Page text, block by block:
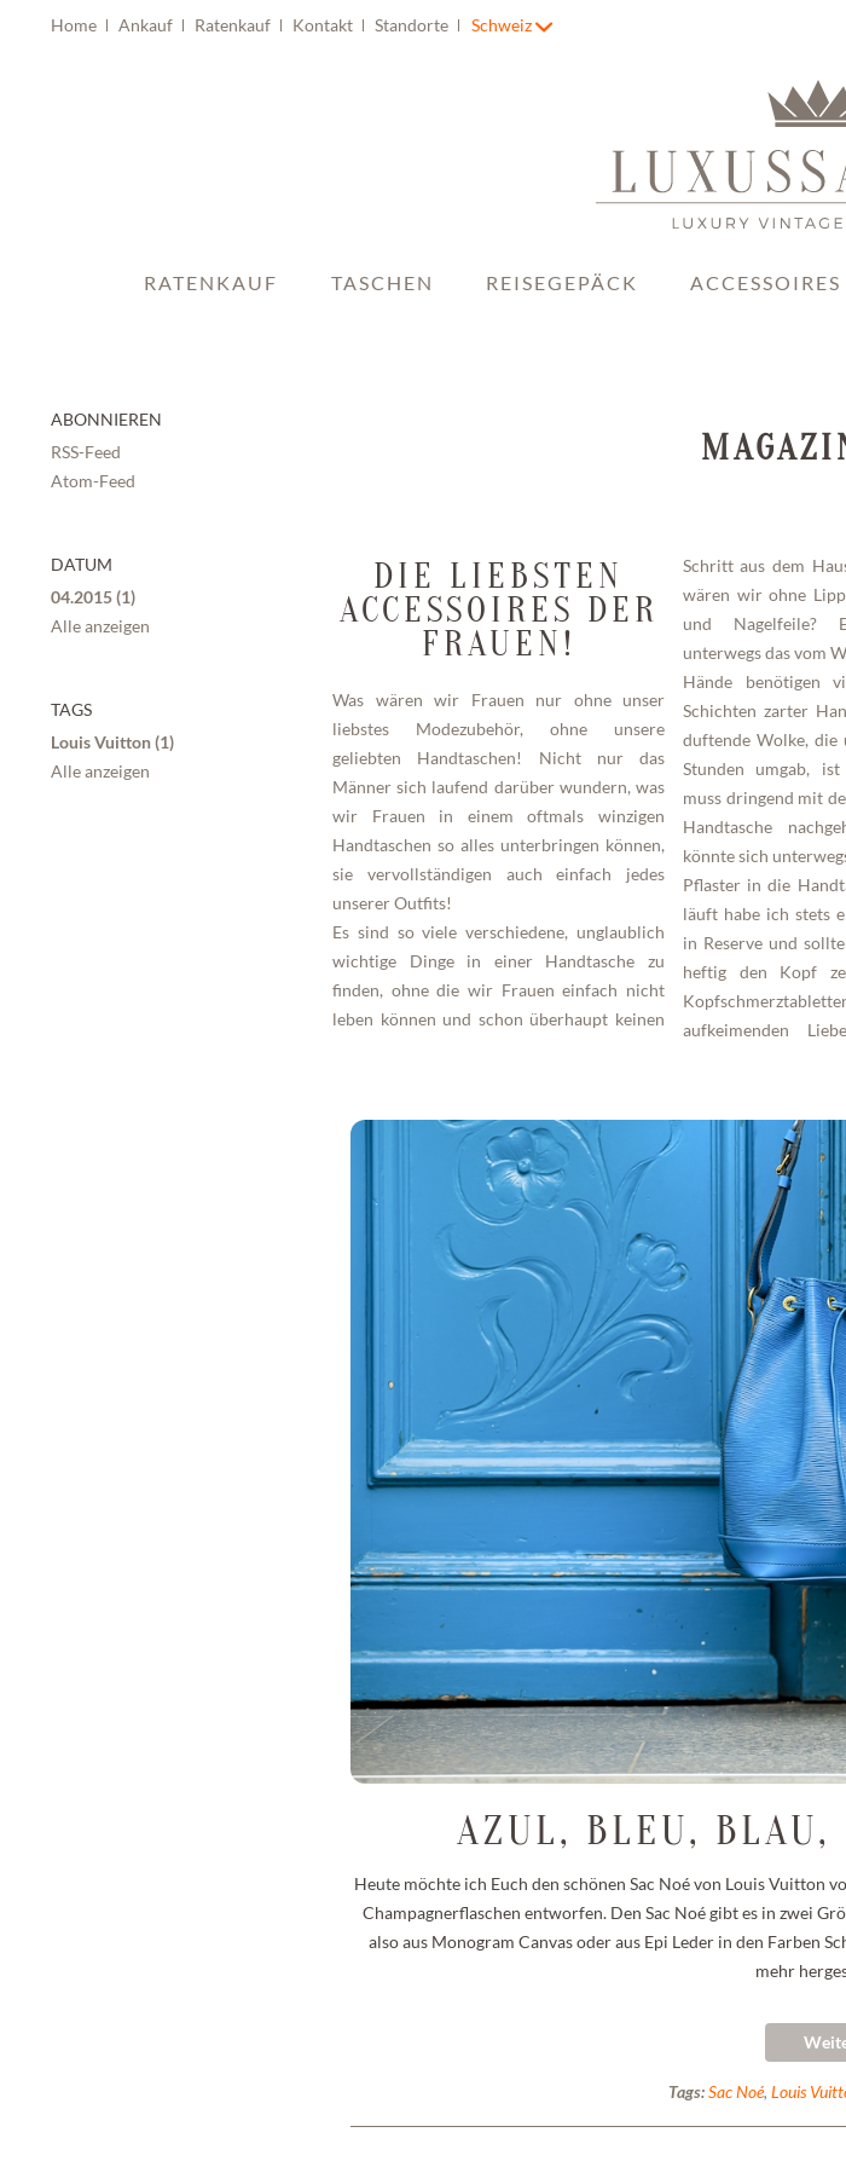
Home Ankauf Ratenkauf Kontakt Standorte Schweiz
RATENKAUF TASCHEN REISEGEPÄCK ACCESSOIRES
ABONNIEREN
RSS-Feed
Atom-Feed
DATUM
04.2015 (1)
Alle anzeigen
TAGS
Louis Vuitton (1)
Alle anzeigen
DIE LIEBSTEN
ACCESSOIRES DER
FRAUEN!
Was wären wir Frauen nur ohne unser
liebstes Modezubehör, ohne unsere
geliebten Handtaschen! Nicht nur das
Männer sich laufend darüber wundern, was
wir Frauen in einem oftmals winzigen
Handtaschen so alles unterbringen können,
sie vervollständigen auch einfach jedes
unserer Outfits!
Es sind so viele verschiedene, unglaublich
wichtige Dinge in einer Handtasche zu
finden, ohne die wir Frauen einfach nicht
leben können und schon überhaupt keinen
Schritt aus dem
wären wir ohne
und Nagelfeile?
unterwegs das vom
Hände benötigen
Schichten zarter
duftende Wolke,
Stunden umgab,
muss dringend mit
Handtasche
könnte sich
Pflaster in die
läuft habe ich stets
in Reserve und
heftig den Kopf
aufkeimenden
immer einen
meinen
Dienste geleistet
oder Kaugummi
frischen Atem, man
AZUL, BLEU, BLAU,
Heute möchte ich Euch den schönen Sac Noé von Louis Vuitton
Champagnerflaschen entworfen. Den Sac Noé gibt es in zwei
also aus Monogram Canvas oder aus Epi Leder in den Farben
mehr
Tags:Sac Noé, Louis